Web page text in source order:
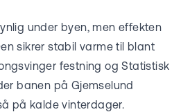
under byen, men effekten
sikrer stabil varme til blant
festning og Statistisk
banen på Gjemselund
på kalde vinterdager.